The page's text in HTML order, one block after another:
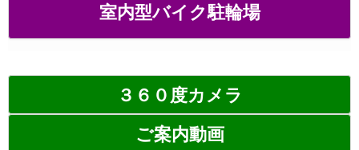
室内型バイク駐輪場
３６０度カメラ
ご案内動画